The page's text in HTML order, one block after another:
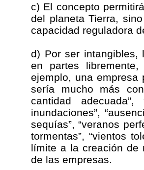
c) El concepto
del planeta Tierra,
capacidad reguladora
d) Por ser intangibles,
en partes
ejemplo, una empresa
sería mucho más
cantidad adecuada”,
inundaciones”,
sequías”, “veranos
tormentas”, “vientos
límite a la creación de
de las empresas.